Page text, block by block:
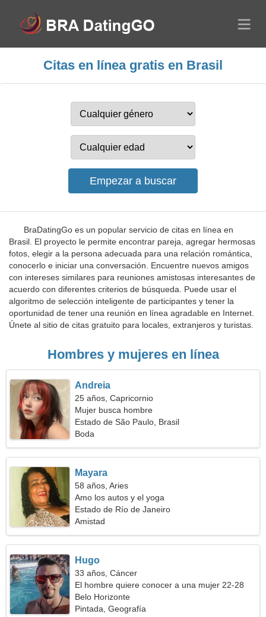
Citas en línea gratis en Brasil
BraDatingGo es un popular servicio de citas en línea en
Brasil. El proyecto le permite encontrar pareja, agregar hermosas
fotos, elegir a la persona adecuada para una relación romántica,
conocerlo e iniciar una conversación. Encuentre nuevos amigos
con intereses similares para reuniones amistosas interesantes de
acuerdo con diferentes criterios de búsqueda. Puede usar el
algoritmo de selección inteligente de participantes y tener la
oportunidad de tener una reunión en línea agradable en Internet.
Únete al sitio de citas gratuito para locales, extranjeros y turistas.
Hombres y mujeres en línea
Andreia
25 años, Capricornio
Mujer busca hombre
Estado de São Paulo, Brasil
Boda
Mayara
58 años, Aries
Amo los autos y el yoga
Estado de Río de Janeiro
Amistad
Hugo
33 años, Cáncer
El hombre quiere conocer a una mujer 22-28
Belo Horizonte
Pintada, Geografía